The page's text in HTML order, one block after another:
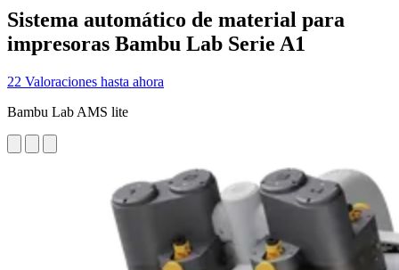
Sistema automático de material para
impresoras Bambu Lab Serie A1
22 Valoraciones hasta ahora
Bambu Lab AMS lite